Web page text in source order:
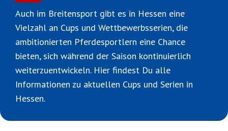
Auch im Breitensport gibt es in Hessen eine
Vielzahl an Cups und Wettbewerbsserien, die
ambitionierten Pferdesportlern eine Chance
bieten, sich während der Saison kontinuierlich
weiterzuentwickeln. Hier findest Du alle
Informationen zu aktuellen Cups und Serien in
Hessen.